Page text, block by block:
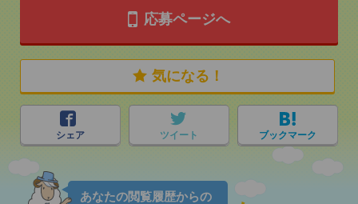
応募ページへ
気になる！
シェア ツイート ブックマーク
あなたの閲覧履歴からの